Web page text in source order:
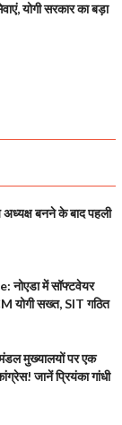
योगी सरकार का बड़ा
बनने के बाद पहली
में सॉफ्टवेयर
योगी सख्त, SIT गठित
मुख्यालयों पर एक
जानें प्रियंका गांधी